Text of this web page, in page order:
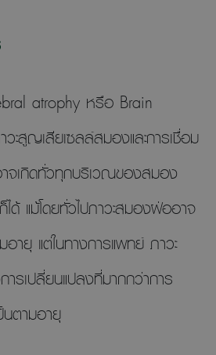
atrophy หรือ Brain
ะสูญเสียเซลล์สมองและการเชื่อม
จเกิดทั่วทุกบริเวณของสมอง
ด้ แม้โดยทั่วไปภาวะสมองฝ่ออาจ
อายุ แต่ในทางการแพทย์ ภาวะ
รเปลี่ยนแปลงที่มากกว่าการ
นตามอายุ